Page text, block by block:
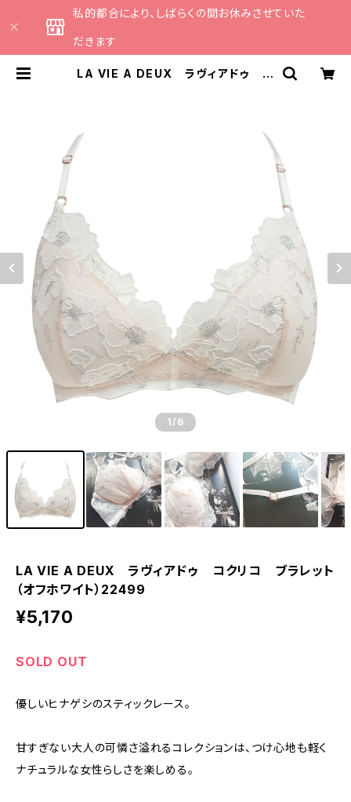
私的都合により、しばらくの間お休みさせていた
だきます
LA VIE A DEUX ラヴィアドゥ コ
1 /6
LA VIE A DEUX ラヴィアドゥ コクリコ ブラレット
（オフホワイト）22499
¥5,170
SOLD OUT
優しいヒナゲシのスティックレース。
甘すぎない大人の可憐さ溢れるコレクションは、つけ心地も軽く
ナチュラルな女性らしさを楽しめる。